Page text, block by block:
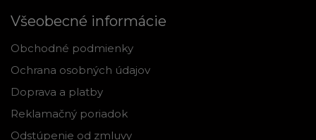
Všeobecné informácie
Obchodné podmienky
Ochrana osobných údajov
Doprava a platby
Reklamačný poriadok
Odstúpenie od zmluvy